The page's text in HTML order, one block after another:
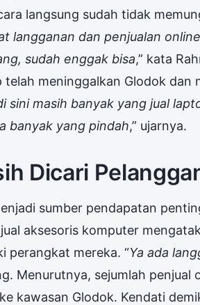
langsung sudah tidak
langganan dan penjualan
sudah enggak bisa,” kata
meninggalkan Glodok dan
sini masih banyak yang jual
banyak yang pindah,” ujarnya.
Dicari
sumber pendapatan
aksesoris komputer
perangkat mereka. “Ya ada
Menurutnya, sejumlah penjual
kawasan Glodok. Kendati